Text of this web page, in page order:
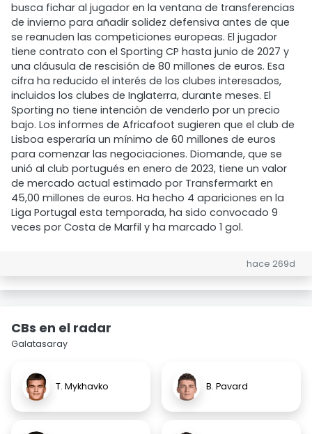
busca fichar al jugador en la ventana de transferencias
de invierno para añadir solidez defensiva antes de que
se reanuden las competiciones europeas. El jugador
tiene contrato con el Sporting CP hasta junio de 2027 y
una cláusula de rescisión de 80 millones de euros. Esa
cifra ha reducido el interés de los clubes interesados,
incluidos los clubes de Inglaterra, durante meses. El
Sporting no tiene intención de venderlo por un precio
bajo. Los informes de Africafoot sugieren que el club de
Lisboa esperaría un mínimo de 60 millones de euros
para comenzar las negociaciones. Diomande, que se
unió al club portugués en enero de 2023, tiene un valor
de mercado actual estimado por Transfermarkt en
45,00 millones de euros. Ha hecho 4 apariciones en la
Liga Portugal esta temporada, ha sido convocado 9
veces por Costa de Marfil y ha marcado 1 gol.
hace 269d
CBs en el radar
Galatasaray
T. Mykhavko B. Pavard